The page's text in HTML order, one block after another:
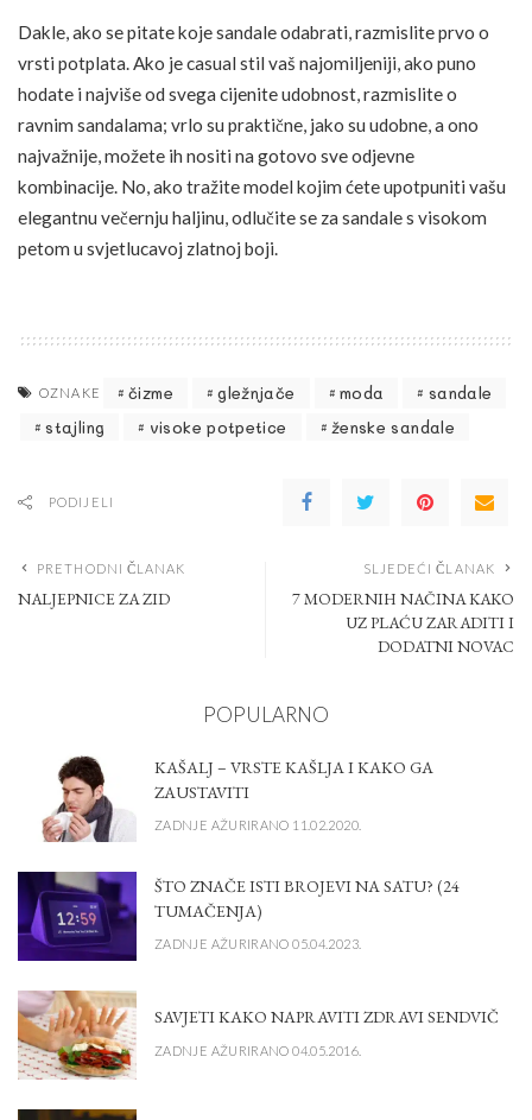
Dakle, ako se pitate koje sandale odabrati, razmislite prvo o
vrsti potplata. Ako je casual stil vaš najomiljeniji, ako puno
hodate i najviše od svega cijenite udobnost, razmislite o
ravnim sandalama; vrlo su praktične, jako su udobne, a ono
najvažnije, možete ih nositi na gotovo sve odjevne
kombinacije. No, ako tražite model kojim ćete upotpuniti vašu
elegantnu večernju haljinu, odlučite se za sandale s visokom
petom u svjetlucavoj zlatnoj boji.
OZNAKE čizme gležnjače moda
sandale
stajling
visoke potpetice ženske sandale
PODIJELI
PRETHODNI ČLANAK
NALJEPNICE ZA ZID
SLJEDEĆI ČLANAK
7 MODERNIH NAČINA KAKO
UZ PLAĆU ZARADITI I
DODATNI NOVAC
POPULARNO
KAŠALJ – VRSTE KAŠLJA I KAKO GA
ZAUSTAVITI
ZADNJE AŽURIRANO 11.02.2020.
ŠTO ZNAČE ISTI BROJEVI NA SATU? (24
TUMAČENJA)
ZADNJE AŽURIRANO 05.04.2023.
SAVJETI KAKO NAPRAVITI ZDRAVI SENDVIČ
ZADNJE AŽURIRANO 04.05.2016.